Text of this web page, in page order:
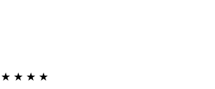
★ ★ ★ ★